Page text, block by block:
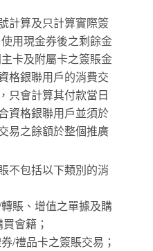
計算及只計算實際簽
用現金券後之剩餘金
卡及附屬卡之簽賬金
格銀聯用戶的消費交
只會計算其付款當日
資格銀聯用戶並須於
易之餘額於整個推廣
不包括以下類別的消
賬、增值之單據及購
會籍；
/禮品卡之簽賬交易；